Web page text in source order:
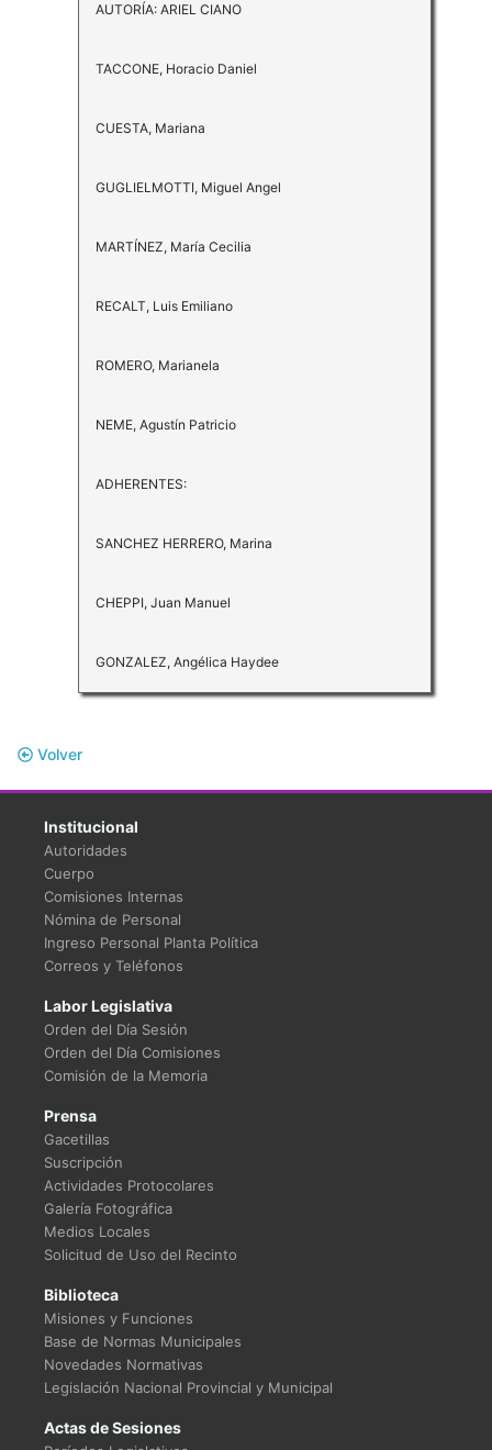
AUTORÍA: ARIEL CIANO
TACCONE, Horacio Daniel
CUESTA, Mariana
GUGLIELMOTTI, Miguel Angel
MARTÍNEZ, María Cecilia
RECALT, Luis Emiliano
ROMERO, Marianela
NEME, Agustín Patricio
ADHERENTES:
SANCHEZ HERRERO, Marina
CHEPPI, Juan Manuel
GONZALEZ, Angélica Haydee
Volver
Institucional
Autoridades
Cuerpo
Comisiones Internas
Nómina de Personal
Ingreso Personal Planta Política
Correos y Teléfonos
Labor Legislativa
Orden del Día Sesión
Orden del Día Comisiones
Comisión de la Memoria
Prensa
Gacetillas
Suscripción
Actividades Protocolares
Galería Fotográfica
Medios Locales
Solicitud de Uso del Recinto
Biblioteca
Misiones y Funciones
Base de Normas Municipales
Novedades Normativas
Legislación Nacional Provincial y Municipal
Actas de Sesiones